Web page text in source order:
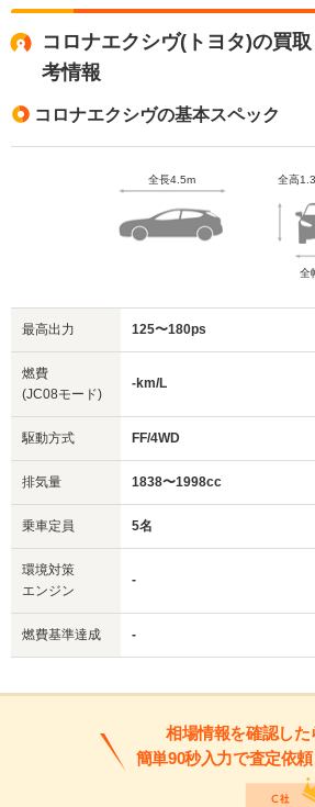
コロナエクシヴ(トヨタ)の買
考情報
コロナエクシヴの基本スペック
全長4.5m 全高
全
最高出力 125〜180ps
燃費
(JC08モード)
-km/L
駆動方式 FF/4WD
排気量 1838〜1998cc
乗車定員 5名
環境対策
エンジン
-
燃費基準達成 -
相場情報を確認した
簡単90秒入力で査定依頼